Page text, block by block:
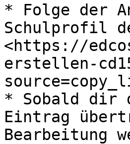
* Folge der
Schulprofil
<https://
erstellen-
* Sobald dir
Eintrag
Bearbeitung